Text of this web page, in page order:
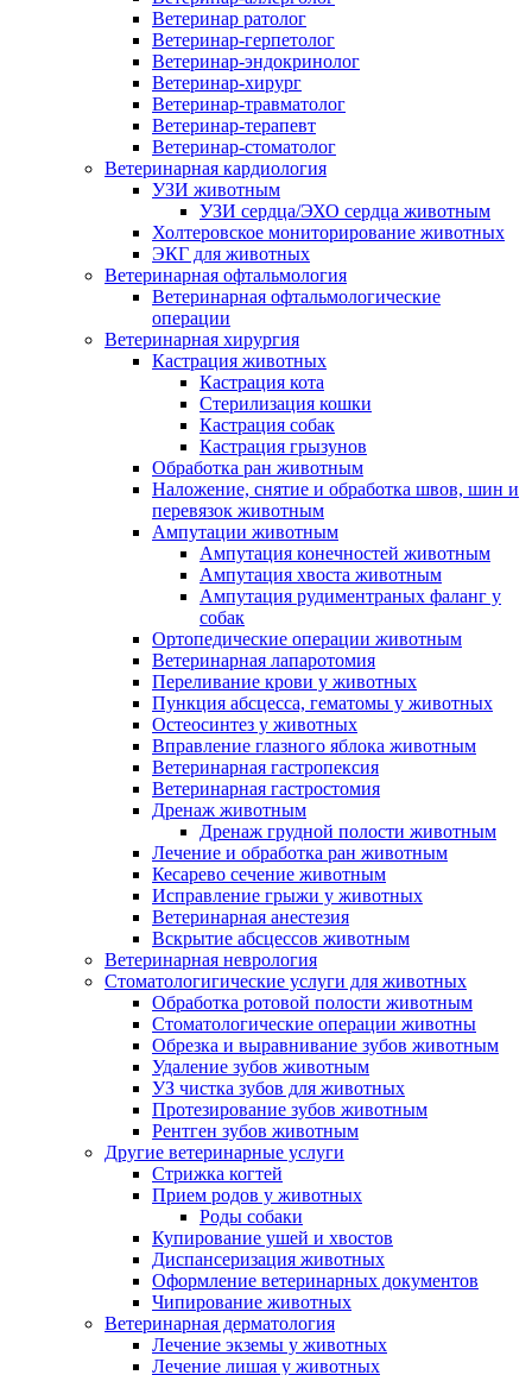
Ветеринар ратолог
Ветеринар-герпетолог
Ветеринар-эндокринолог
Ветеринар-хирург
Ветеринар-травматолог
Ветеринар-терапевт
Ветеринар-стоматолог
Ветеринарная кардиология
УЗИ животным
УЗИ сердца/ЭХО сердца животным
Холтеровское мониторирование животных
ЭКГ для животных
Ветеринарная офтальмология
Ветеринарная офтальмологические
операции
Ветеринарная хирургия
Кастрация животных
Кастрация кота
Стерилизация кошки
Кастрация собак
Кастрация грызунов
Обработка ран животным
Наложение, снятие и обработка швов, шин и
перевязок животным
Ампутации животным
Ампутация конечностей животным
Ампутация хвоста животным
Ампутация рудиментраных фаланг у
собак
Ортопедические операции животным
Ветеринарная лапаротомия
Переливание крови у животных
Пункция абсцесса, гематомы у животных
Остеосинтез у животных
Вправление глазного яблока животным
Ветеринарная гастропексия
Ветеринарная гастростомия
Дренаж животным
Дренаж грудной полости животным
Лечение и обработка ран животным
Кесарево сечение животным
Исправление грыжи у животных
Ветеринарная анестезия
Вскрытие абсцессов животным
Ветеринарная неврология
Стоматологигические услуги для животных
Обработка ротовой полости животным
Стоматологические операции животны
Обрезка и выравнивание зубов животным
Удаление зубов животным
УЗ чистка зубов для животных
Протезирование зубов животным
Рентген зубов животным
Другие ветеринарные услуги
Стрижка когтей
Прием родов у животных
Роды собаки
Купирование ушей и хвостов
Диспансеризация животных
Оформление ветеринарных документов
Чипирование животных
Ветеринарная дерматология
Лечение экземы у животных
Лечение лишая у животных